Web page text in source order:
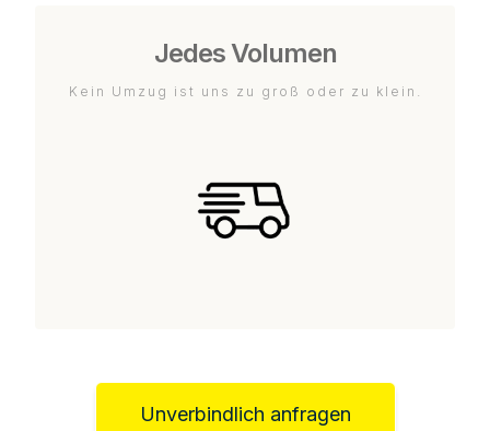
Jedes Volumen
Kein Umzug ist uns zu groß oder zu klein.
Unverbindlich anfragen